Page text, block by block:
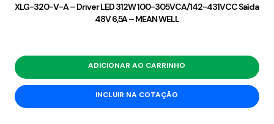
XLG-320-V-A – Driver LED 312W 100-305VCA/142-431VCC Saída
48V 6,5A – MEAN WELL
ADICIONAR AO CARRINHO
INCLUIR NA COTAÇÃO